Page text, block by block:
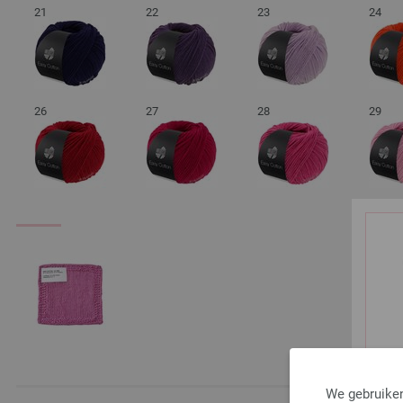
We
21 22 23 24
26 27 28 29